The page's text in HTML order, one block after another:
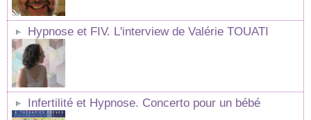
Hypnose et FIV. L'interview de Valérie TOUATI
Infertilité et Hypnose. Concerto pour un bébé